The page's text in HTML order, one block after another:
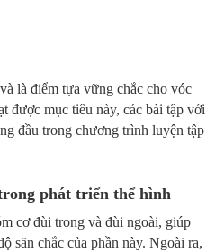
là điểm tựa vững chắc cho vóc
được mục tiêu này, các bài tập với
đầu trong chương trình luyện tập
phát triển thể hình
cơ đùi trong và đùi ngoài, giúp
săn chắc của phần này. Ngoài ra,